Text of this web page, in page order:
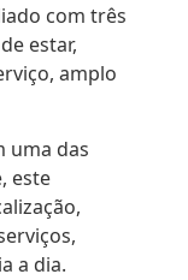
com três
estar,
amplo
uma das
este
a dia.